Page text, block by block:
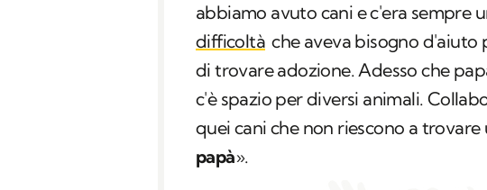
abbiamo avuto cani e c'era sempre
difficoltà che aveva bisogno d'aiuto
di trovare adozione. Adesso che
c'è spazio per diversi animali.
quei cani che non riescono a trovare
papà».